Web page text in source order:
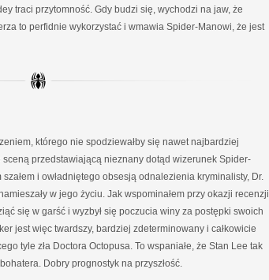
traci przytomność. Gdy budzi się, wychodzi na jaw, że
to perfidnie wykorzystać i wmawia Spider-Manowi, że jest
którego nie spodziewałby się nawet najbardziej
sceną przedstawiającą nieznany dotąd wizerunek Spider-
i owładniętego obsesją odnalezienia kryminalisty, Dr.
w jego życiu. Jak wspominałem przy okazji recenzji
się w garść i wyzbył się poczucia winy za postępki swoich
jest więc twardszy, bardziej zdeterminowany i całkowicie
tyle zła Doctora Octopusa. To wspaniałe, że Stan Lee tak
Dobry prognostyk na przyszłość.